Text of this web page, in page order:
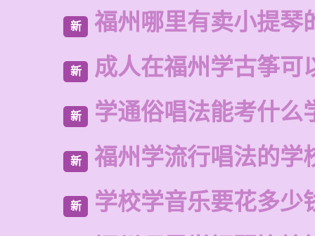
新 福州哪里有卖小提琴
新 成人在福州学古筝可
新 学通俗唱法能考什么
新 福州学流行唱法的学
新 学校学音乐要花多少